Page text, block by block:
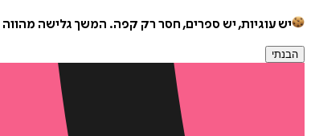
יש עוגיות, יש ספרים, חסר רק קפה. המשך גלישה מהווה
הבנתי